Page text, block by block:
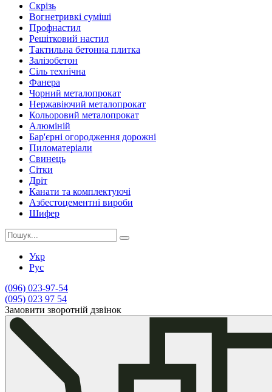
Скрізь
Вогнетривкі суміші
Профнастил
Решітковий настил
Тактильна бетонна плитка
Залізобетон
Сіль технічна
Фанера
Чорний металопрокат
Нержавіючий металопрокат
Кольоровий металопрокат
Алюміній
Бар'єрні огородження дорожні
Пиломатеріали
Cвинець
Сітки
Дріт
Канати та комплектуючі
Азбестоцементні вироби
Шифер
Укр
Рус
(096) 023-97-54
(095) 023 97 54
Замовити зворотній дзвінок